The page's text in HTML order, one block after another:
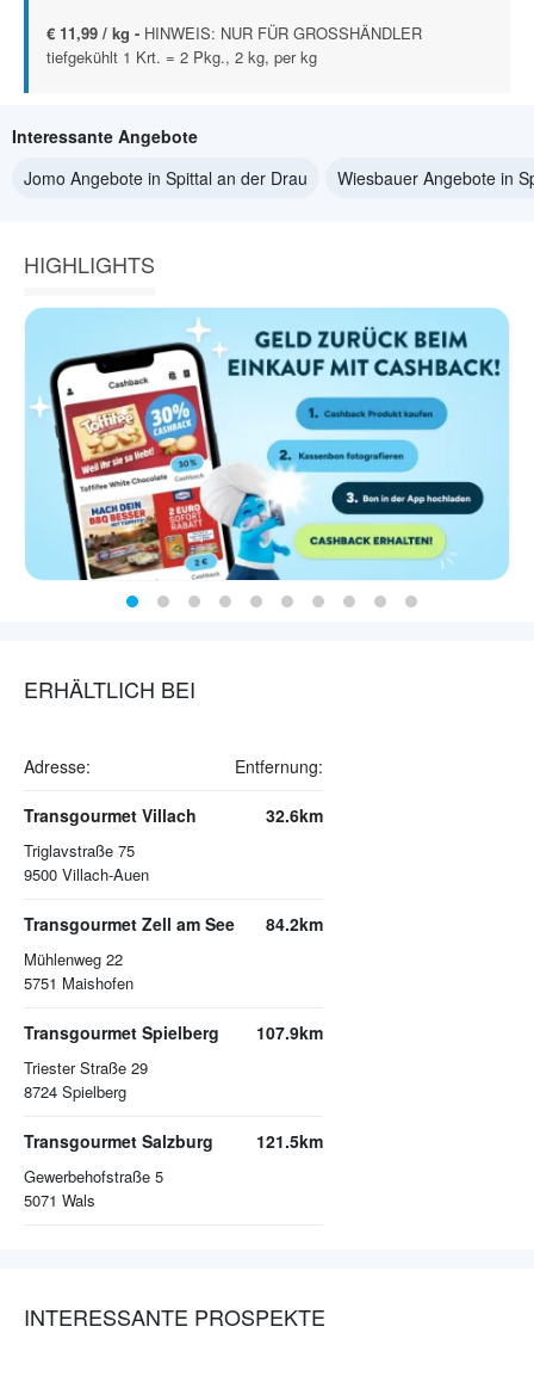
€ 11,99 / kg - HINWEIS: NUR FÜR GROSSHÄNDLER
tiefgekühlt 1 Krt. = 2 Pkg., 2 kg, per kg
Interessante Angebote
Jomo Angebote in Spittal an der Drau
Wiesbauer Angebote in
HIGHLIGHTS
ERHÄLTLICH BEI
Adresse: Entfernung:
Transgourmet Villach
Triglavstraße 75
9500 Villach-Auen
32.6km
Transgourmet Zell am See
Mühlenweg 22
5751 Maishofen
84.2km
Transgourmet Spielberg
Triester Straße 29
8724 Spielberg
107.9km
Transgourmet Salzburg
Gewerbehofstraße 5
5071 Wals
121.5km
INTERESSANTE PROSPEKTE